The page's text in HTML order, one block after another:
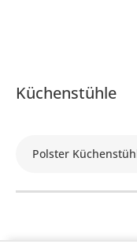
Küchenstühle
Polster